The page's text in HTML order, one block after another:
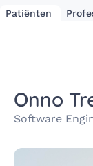
Patiënten
Onno
Software